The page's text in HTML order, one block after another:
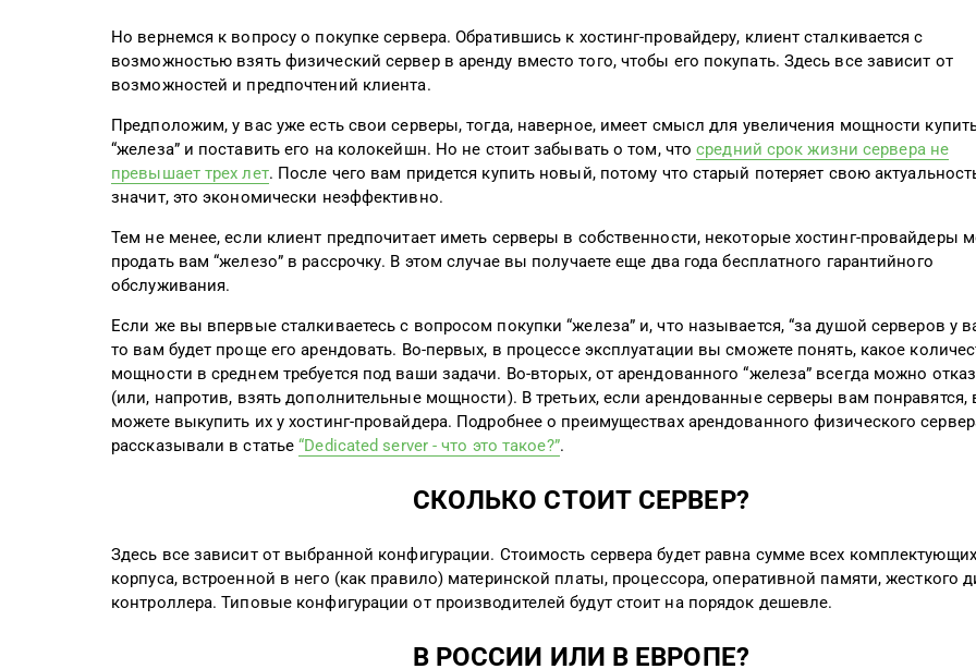
Но вернемся к вопросу о покупке сервера. Обратившись к хостинг-провайдеру, клиент сталкивается с
возможностью взять физический сервер в аренду вместо того, чтобы его покупать. Здесь все зависит от
возможностей и предпочтений клиента.
Предположим, у вас уже есть свои серверы, тогда, наверное, имеет смысл для увеличения мощности
“железа” и поставить его на колокейшн. Но не стоит забывать о том, чтосредний срок жизни сервера не
превышает трех лет. После чего вам придется купить новый, потому что старый потеряет свою
значит, это экономически неэффективно.
Тем не менее, если клиент предпочитает иметь серверы в собственности, некоторые хостинг-провайдеры
продать вам “железо” в рассрочку. В этом случае вы получаете еще два года бесплатного гарантийного
обслуживания.
Если же вы впервые сталкиваетесь с вопросом покупки “железа” и, что называется, “за душой серверов у
то вам будет проще его арендовать. Во-первых, в процессе эксплуатации вы сможете понять, какое
мощности в среднем требуется под ваши задачи. Во-вторых, от арендованного “железа” всегда можно
(или, напротив, взять дополнительные мощности). В третьих, если арендованные серверы вам понравятся,
можете выкупить их у хостинг-провайдера. Подробнее о преимуществах арендованного физического
рассказывали в статье“Dedicated server - что это такое?”.
СКОЛЬКО СТОИТ СЕРВЕР?
Здесь все зависит от выбранной конфигурации. Стоимость сервера будет равна сумме всех
корпуса, встроенной в него (как правило) материнской платы, процессора, оперативной памяти, жесткого
контроллера. Типовые конфигурации от производителей будут стоит на порядок дешевле.
В РОССИИ ИЛИ В ЕВРОПЕ?